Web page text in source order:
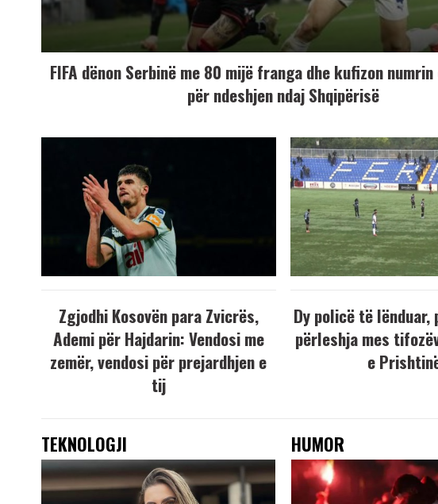
FIFA dënon Serbinë me 80 mijë franga dhe kufizon
për ndeshjen ndaj Shqipërisë
Zgjodhi Kosovën para Zvicrës,
Ademi për Hajdarin: Vendosi me
zemër, vendosi për prejardhjen e
tij
Dy policë të lënduar,
përleshja mes
e
TEKNOLOGJI HUMOR